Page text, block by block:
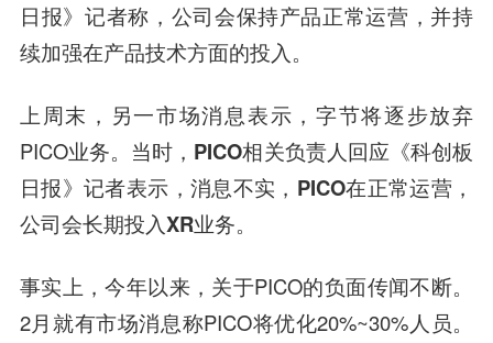
日报》记者称， 公司会保持产品正常运营，并持
续加强在产品技术方面的投入。
上周末，另一市场消息表示，字节将逐步放弃
PICO业务。当时， PICO相关负责人回应《科创板
日报》记者表示，消息不实，PICO在正常运营，
公司会长期投入XR业务。
事实上，今年以来，关于PICO的负面传闻不断。
2月就有市场消息称PICO将优化20%~30%人员。